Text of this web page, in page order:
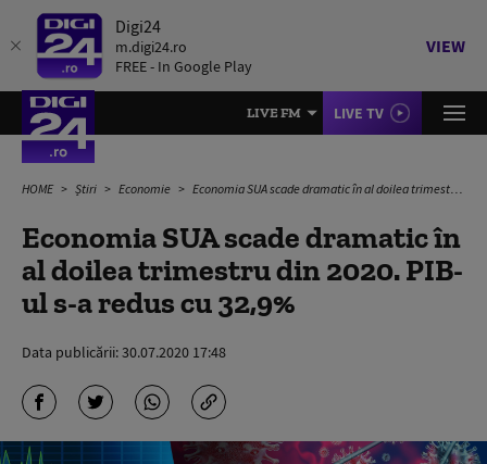
Digi24
m.digi24.ro
FREE - In Google Play
VIEW
LIVE FM LIVE TV
HOME Știri Economie Economia SUA scade dramatic în al doilea trimestru din 2020. PIB-ul s-a redus cu 32,9%
Economia SUA scade dramatic în
al doilea trimestru din 2020. PIB-
ul s-a redus cu 32,9%
Data publicării:30.07.2020 17:48